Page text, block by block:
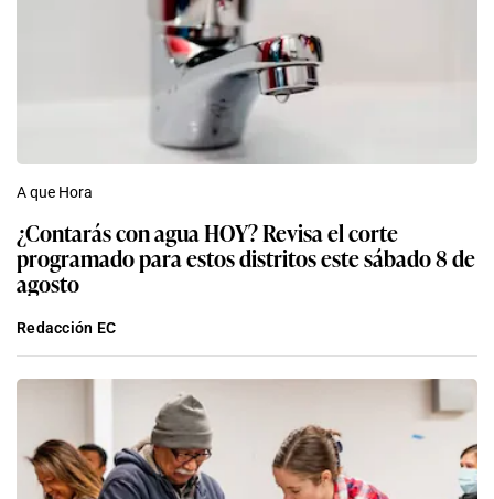
A que Hora
¿Contarás con agua HOY? Revisa el corte
programado para estos distritos este sábado 8 de
agosto
Redacción EC